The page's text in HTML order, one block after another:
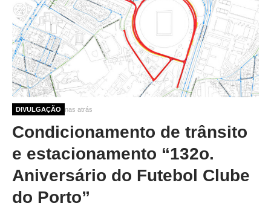
DIVULGAÇÃO
10 meses 2 semanas atrás
Condicionamento de trânsito
e estacionamento “132o.
Aniversário do Futebol Clube
do Porto”